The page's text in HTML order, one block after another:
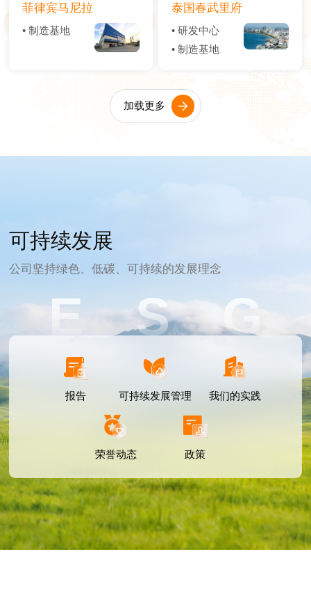
菲律宾马尼拉
• 制造基地
泰国春武里府
• 研发中心
• 制造基地
加载更多
可持续发展
公司坚持绿色、低碳、可持续的发展理念
E S G
报告 可持续发展管理 我们的实践
荣誉动态 政策